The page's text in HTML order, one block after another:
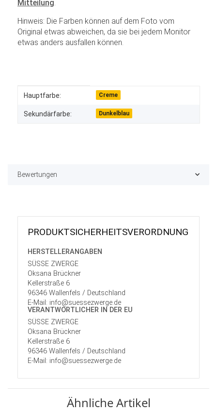
Mitteilung
Hinweis: Die Farben können auf dem Foto vom
Original etwas abweichen, da sie bei jedem Monitor
etwas anders ausfallen können.
Produkteigenschaft
Wert
Hauptfarbe: Creme
Sekundärfarbe: Dunkelblau
Bewertungen
PRODUKT­SICHER­HEITS­VER­ORD­NUNG
HERSTELLER­ANGABEN
SÜSSE ZWERGE
Oksana Brückner
Kellerstraße 6
96346 Wallenfels / Deutschland
E-Mail: info@suessezwerge.de
VERANTWORT­LICHER IN DER EU
SÜSSE ZWERGE
Oksana Brückner
Kellerstraße 6
96346 Wallenfels / Deutschland
E-Mail: info@suessezwerge.de
Ähnliche Artikel